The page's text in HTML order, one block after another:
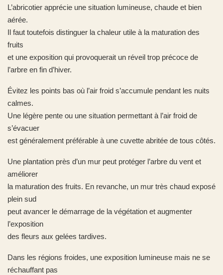
L’abricotier apprécie une situation lumineuse, chaude et bien
aérée.
Il faut toutefois distinguer la chaleur utile à la maturation des
fruits
et une exposition qui provoquerait un réveil trop précoce de
l’arbre en fin d’hiver.
Évitez les points bas où l’air froid s’accumule pendant les nuits
calmes.
Une légère pente ou une situation permettant à l’air froid de
s’évacuer
est généralement préférable à une cuvette abritée de tous côtés.
Une plantation près d’un mur peut protéger l’arbre du vent et
améliorer
la maturation des fruits. En revanche, un mur très chaud exposé
plein sud
peut avancer le démarrage de la végétation et augmenter
l’exposition
des fleurs aux gelées tardives.
Dans les régions froides, une exposition lumineuse mais ne se
réchauffant pas